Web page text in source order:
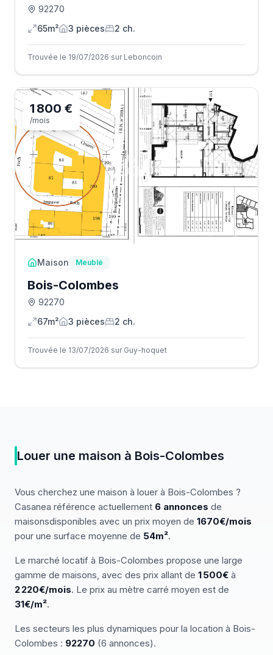
92270
65m²
3 pièces 2 ch.
Trouvée le 19/07/2026 sur Leboncoin
1 800 €
/mois
Maison Meublé
Bois-Colombes
92270
67m²
3 pièces 2 ch.
Trouvée le 13/07/2026 sur Guy-hoquet
Louer une maison à Bois-Colombes
Vous cherchez une maison à louer à Bois-Colombes ?
Casanea référence actuellement 6 annonces de
maisonsdisponibles avec un prix moyen de 1670€/mois
pour une surface moyenne de 54m².
Le marché locatif à Bois-Colombes propose une large
gamme de maisons, avec des prix allant de 1 500€ à
2 220€/mois. Le prix au mètre carré moyen est de
31€/m².
Les secteurs les plus dynamiques pour la location à Bois-
Colombes : 92270 (6 annonces).